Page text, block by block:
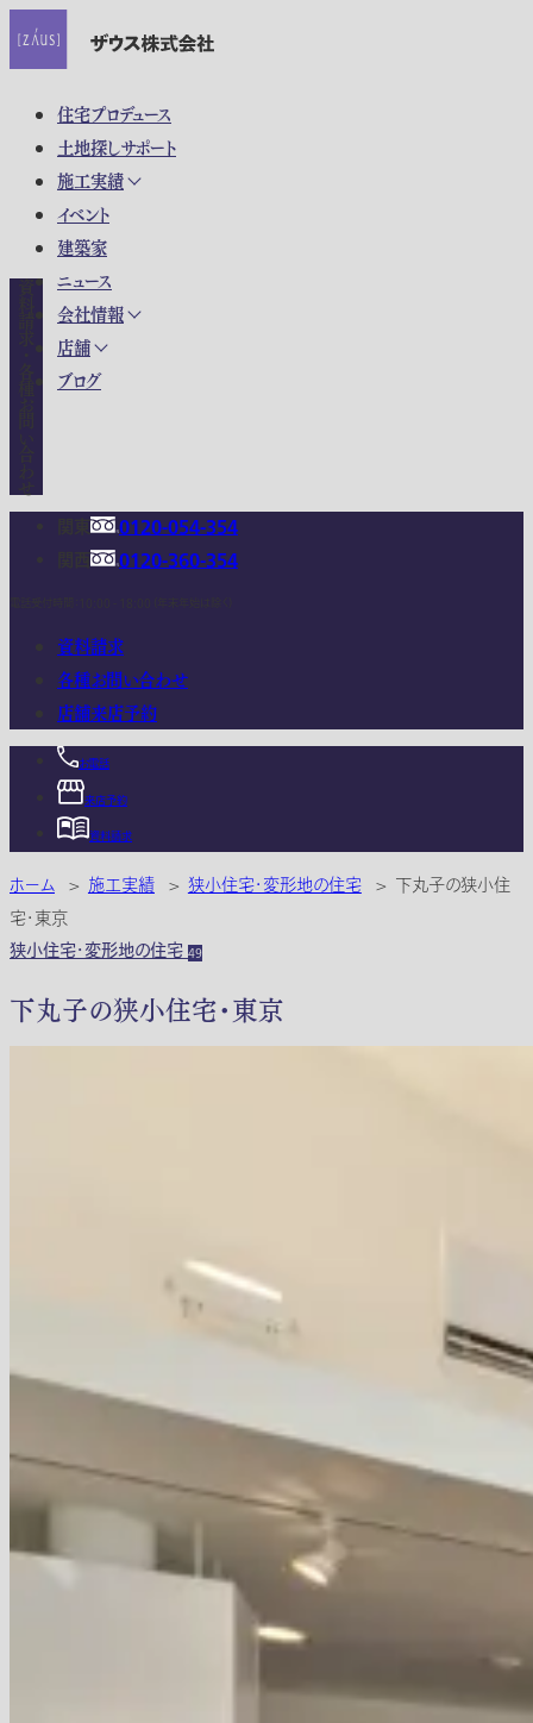
住宅プロデュース
土地探しサポート
施工実績
イベント
建築家
ニュース
会社情報
店舗
ブログ
0120-054-354
0120-360-354
資料請求
各種お問い合わせ
店舗来店予約
お電話
来店予約
資料請求
ホーム > 施工実績 > 狭小住宅・変形地の住宅 > 下丸子の狭小住
宅・東京
狭小住宅・変形地の住宅49
下丸子の狭小住宅・東京